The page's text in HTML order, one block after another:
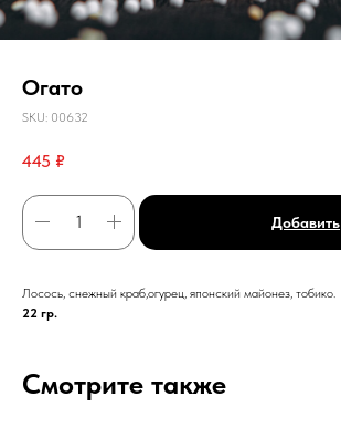
Огато
SKU: 00632
445 ₽
Добавить
Лосось, снежный краб,огурец, японский майонез, тобико.
22 гр.
Смотрите также